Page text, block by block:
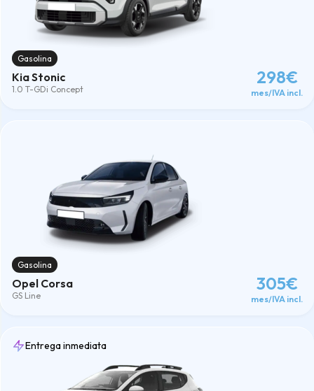
Gasolina
Kia Stonic
1.0 T-GDi Concept
298€
mes/IVA incl.
Gasolina
Opel Corsa
GS Line
305€
mes/IVA incl.
Entrega inmediata